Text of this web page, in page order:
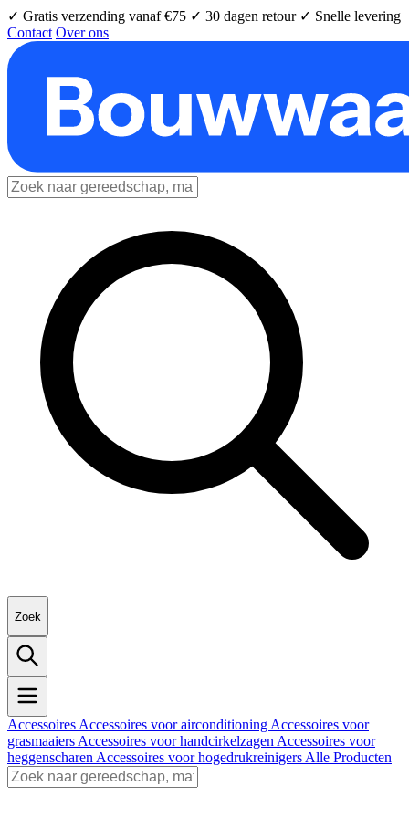
✓ Gratis verzending vanaf €75 ✓ 30 dagen retour ✓ Snelle levering
Contact Over ons
Zoek
Accessoires Accessoires voor airconditioning Accessoires voor
grasmaaiers Accessoires voor handcirkelzagen Accessoires voor
heggenscharen Accessoires voor hogedrukreinigers Alle Producten